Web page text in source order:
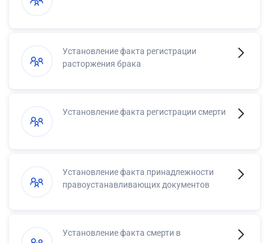
Установление факта регистрации
расторжения брака
Установление факта регистрации смерти
Установление факта принадлежности
правоустанавливающих документов
Установление факта смерти в